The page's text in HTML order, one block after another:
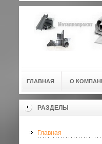
ГЛАВНАЯ О
РАЗДЕЛЫ
Главная